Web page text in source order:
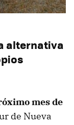
alternativa
mes de
de Nueva